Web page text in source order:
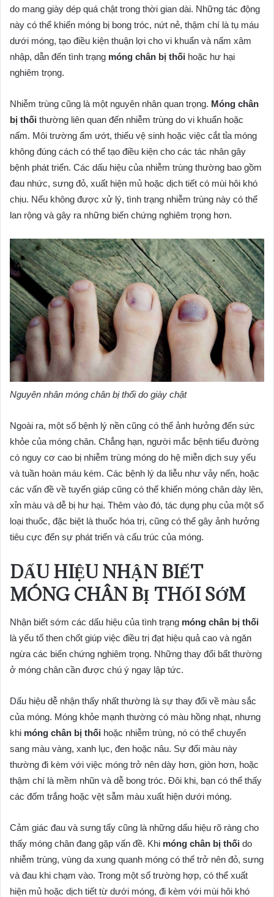
do mang giày dép quá chật trong thời gian dài. Những tác động
này có thể khiến móng bị bong tróc, nứt nẻ, thậm chí là tụ máu
dưới móng, tạo điều kiện thuận lợi cho vi khuẩn và nấm xâm
nhập, dẫn đến tình trạng móng chân bị thối hoặc hư hại
nghiêm trọng.
Nhiễm trùng cũng là một nguyên nhân quan trọng. Móng chân
bị thối thường liên quan đến nhiễm trùng do vi khuẩn hoặc
nấm. Môi trường ẩm ướt, thiếu vệ sinh hoặc việc cắt tỉa móng
không đúng cách có thể tạo điều kiện cho các tác nhân gây
bệnh phát triển. Các dấu hiệu của nhiễm trùng thường bao gồm
đau nhức, sưng đỏ, xuất hiện mủ hoặc dịch tiết có mùi hôi khó
chịu. Nếu không được xử lý, tình trạng nhiễm trùng này có thể
lan rộng và gây ra những biến chứng nghiêm trọng hơn.
Nguyên nhân móng chân bị thối do giày chật
Ngoài ra, một số bệnh lý nền cũng có thể ảnh hưởng đến sức
khỏe của móng chân. Chẳng hạn, người mắc bệnh tiểu đường
có nguy cơ cao bị nhiễm trùng móng do hệ miễn dịch suy yếu
và tuần hoàn máu kém. Các bệnh lý da liễu như vảy nến, hoặc
các vấn đề về tuyến giáp cũng có thể khiến móng chân dày lên,
xỉn màu và dễ bị hư hại. Thêm vào đó, tác dụng phụ của một số
loại thuốc, đặc biệt là thuốc hóa trị, cũng có thể gây ảnh hưởng
tiêu cực đến sự phát triển và cấu trúc của móng.
DẤU HIỆU NHẬN BIẾT
MÓNG CHÂN BỊ THỐI SỚM
Nhận biết sớm các dấu hiệu của tình trạng móng chân bị thối
là yếu tố then chốt giúp việc điều trị đạt hiệu quả cao và ngăn
ngừa các biến chứng nghiêm trọng. Những thay đổi bất thường
ở móng chân cần được chú ý ngay lập tức.
Dấu hiệu dễ nhận thấy nhất thường là sự thay đổi về màu sắc
của móng. Móng khỏe mạnh thường có màu hồng nhạt, nhưng
khi móng chân bị thối hoặc nhiễm trùng, nó có thể chuyển
sang màu vàng, xanh lục, đen hoặc nâu. Sự đổi màu này
thường đi kèm với việc móng trở nên dày hơn, giòn hơn, hoặc
thậm chí là mềm nhũn và dễ bong tróc. Đôi khi, bạn có thể thấy
các đốm trắng hoặc vệt sẫm màu xuất hiện dưới móng.
Cảm giác đau và sưng tấy cũng là những dấu hiệu rõ ràng cho
thấy móng chân đang gặp vấn đề. Khi móng chân bị thối do
nhiễm trùng, vùng da xung quanh móng có thể trở nên đỏ, sưng
và đau khi chạm vào. Trong một số trường hợp, có thể xuất
hiện mủ hoặc dịch tiết từ dưới móng, đi kèm với mùi hôi khó